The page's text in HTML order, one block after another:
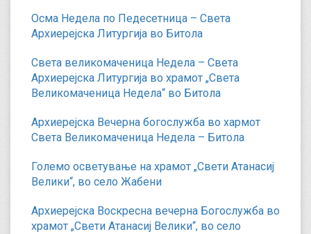
Осма Недела по Педесетница – Света
Архиерејска Литургија во Битола
Света великомаченица Недела – Света
Архиерејска Литургија во храмот „Света
Великомаченица Недела“ во Битола
Архиерејска Вечерна богослужба во хармот
Света Великомаченица Недела – Битола
Големо осветување на храмот „Свети Атанасиј
Велики“, во село Жабени
Архиерејска Воскресна вечерна Богослужба во
храмот „Свети Атанасиј Велики“, во село